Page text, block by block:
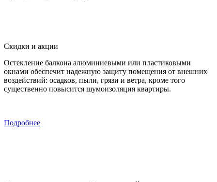
Скидки и акции
Остекление балкона алюминиевыми или пластиковыми
окнами обеспечит надежную защиту помещения от внешних
воздействий: осадков, пыли, грязи и ветра, кроме того
существенно повысится шумоизоляция квартиры.
Подробнее